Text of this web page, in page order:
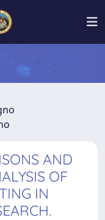
AND
OF
IN